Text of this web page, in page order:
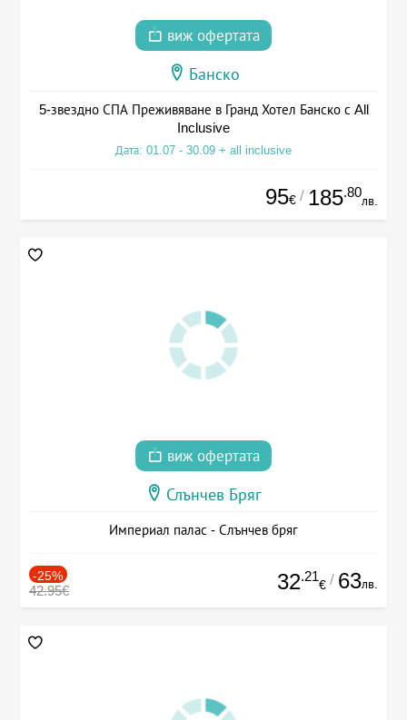
виж офертата
Банско
5-звездно СПА Преживяване в Гранд Хотел Банско с All
Inclusive
Дата: 01.07 - 30.09 + all inclusive
95€ / 185.80
лв.
виж офертата
Слънчев Бряг
Империал палас - Слънчев бряг
-25%
42.95€ 32.21
€ / 63лв.